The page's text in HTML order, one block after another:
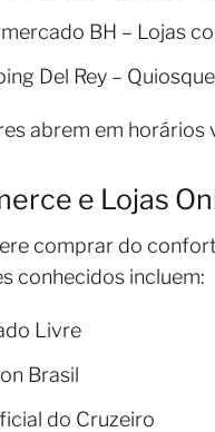
BH – Lojas
Del Rey –
abrem em
e Lojas
comprar do
conhecidos incluem:
Livre
Brasil
do Cruzeiro